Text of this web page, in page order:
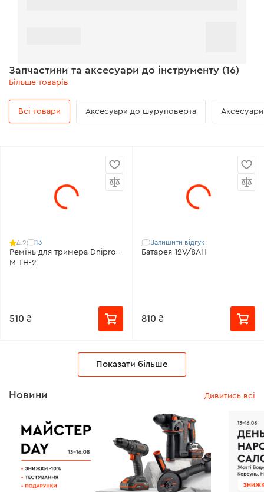
49999
49999
Запчастини та аксесуари до інструменту (16)
Більше товарів
Всі товари Аксесуари до шуруповерта
4.2 13
Ремінь для тримера Dnipro-
M TH-2
510 ₴
Залишити відгук
Батарея 12V/8AH
810 ₴
Показати більше
Новини Дивитись всі